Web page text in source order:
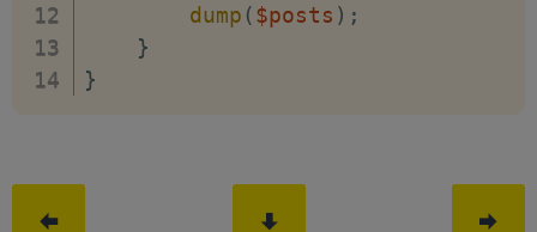
dump ($posts ) ;
}
}